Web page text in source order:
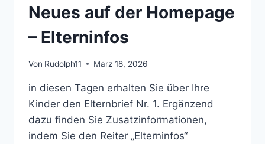
Neues auf der Homepage
– Elterninfos
Von Rudolph11 März 18, 2026
in diesen Tagen erhalten Sie über Ihre
Kinder den Elternbrief Nr. 1. Ergänzend
dazu finden Sie Zusatzinformationen,
indem Sie den Reiter „Elterninfos“